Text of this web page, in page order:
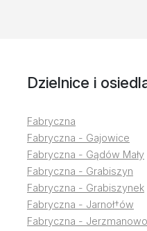
Dzielnice i
Fabryczna
Fabryczna - Gajowice
Fabryczna - Gądów Mały
Fabryczna - Grabiszyn
Fabryczna - Grabiszynek
Fabryczna - Jarnoł†ów
Fabryczna - Jerzmanowo